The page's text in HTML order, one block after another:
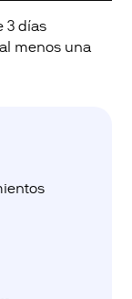
3 días
menos una